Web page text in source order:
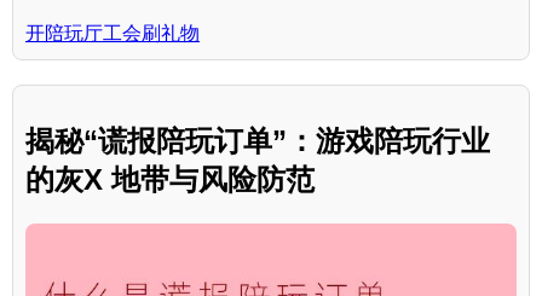
开陪玩厅工会刷礼物
揭秘“谎报陪玩订单”：游戏陪玩行业
的灰X 地带与风险防范